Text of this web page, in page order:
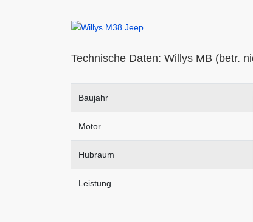
Technische Daten: Willys MB (betr.
Baujahr
Motor
Hubraum
Leistung